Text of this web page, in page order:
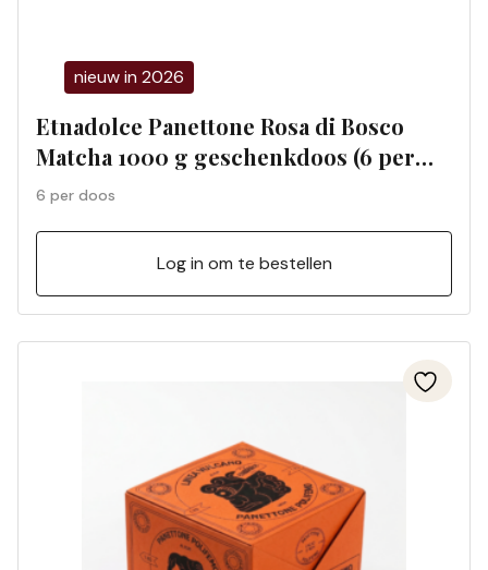
nieuw in 2026
Etnadolce Panettone Rosa di Bosco
Matcha 1000 g geschenkdoos (6 per
doos) 01197S
6 per doos
Log in om te bestellen